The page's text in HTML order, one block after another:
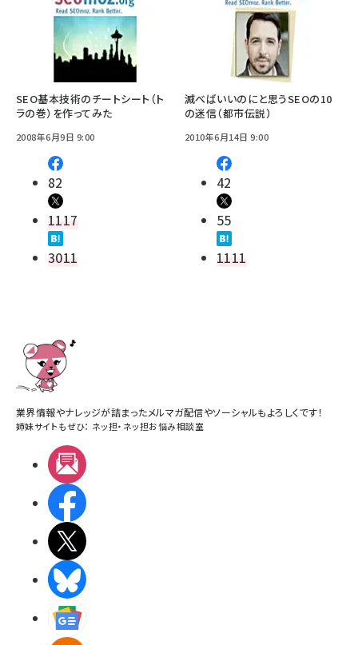
SEO基本技術のチートシート（ト
ラの巻）を作ってみた
2008年6月9日 9:00
82
1117
3011
滅べばいいのにと思うSEOの10
の迷信（都市伝説）
2010年6月14日 9:00
42
55
1111
業界情報やナレッジが詰まったメルマガ配信やソーシャルもよろしくです！
姉妹サイトもぜひ： ネッ担・ ネッ担お悩み相談室